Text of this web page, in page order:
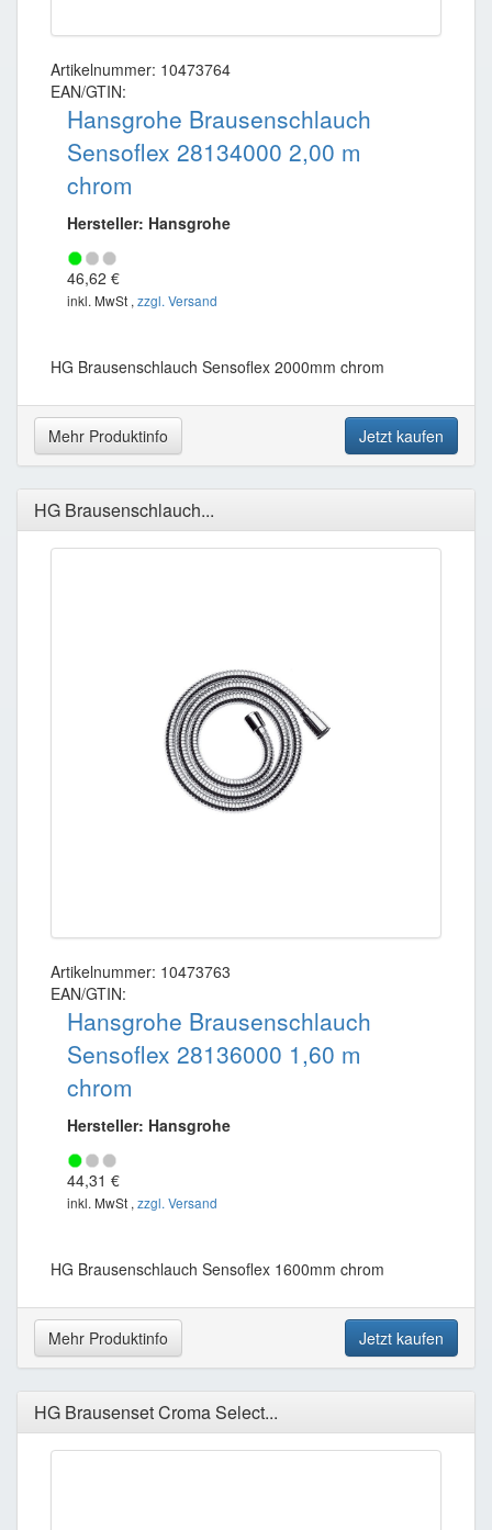
Artikelnummer: 10473764
EAN/GTIN:
Hansgrohe Brausenschlauch
Sensoflex 28134000 2,00 m
chrom
Hersteller: Hansgrohe
46,62 €
inkl. MwSt , zzgl. Versand
HG Brausenschlauch Sensoflex 2000mm chrom
Mehr Produktinfo Jetzt kaufen
HG Brausenschlauch...
Artikelnummer: 10473763
EAN/GTIN:
Hansgrohe Brausenschlauch
Sensoflex 28136000 1,60 m
chrom
Hersteller: Hansgrohe
44,31 €
inkl. MwSt , zzgl. Versand
HG Brausenschlauch Sensoflex 1600mm chrom
Mehr Produktinfo Jetzt kaufen
HG Brausenset Croma Select...